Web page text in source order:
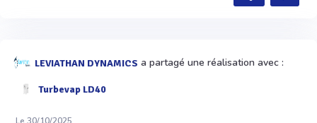
LEVIATHAN DYNAMICS a partagé une réalisation avec :
Turbevap LD40